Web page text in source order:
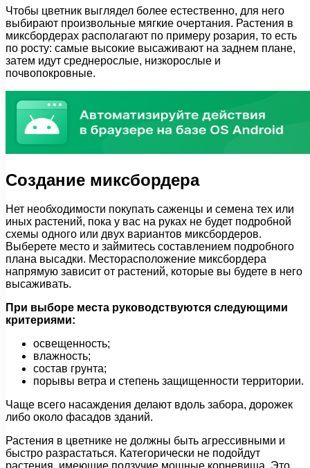
Чтобы цветник выглядел более естественно, для него
выбирают произвольные мягкие очертания. Растения в
миксбордерах располагают по примеру розария, то есть
по росту: самые высокие высаживают на заднем плане,
затем идут среднерослые, низкорослые и
почвопокровные.
Создание миксбордера
Нет необходимости покупать саженцы и семена тех или
иных растений, пока у вас на руках не будет подробной
схемы одного или двух вариантов миксбордеров.
Выберете место и займитесь составлением подробного
плана высадки. Месторасположение миксбордера
напрямую зависит от растений, которые вы будете в него
высаживать.
При выборе места руководствуются следующими
критериями:
освещенность;
влажность;
состав грунта;
порывы ветра и степень защищенности территории.
Чаще всего насаждения делают вдоль забора, дорожек
либо около фасадов зданий.
Растения в цветнике не должны быть агрессивными и
быстро разрастаться. Категорически не подойдут